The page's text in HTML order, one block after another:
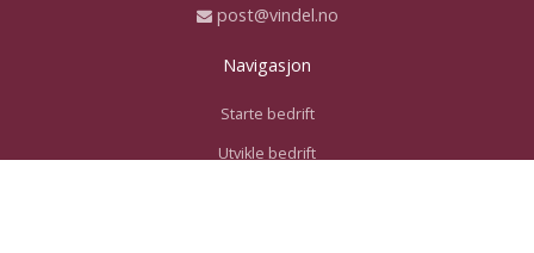
post@vindel.no
Navigasjon
Starte bedrift
Utvikle bedrift